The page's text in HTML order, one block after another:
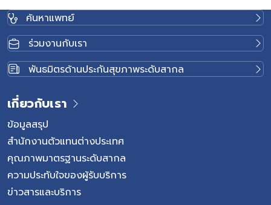
รุนแรง และแนวทางการรักษาจะแตกต่างกันตามชนิดของมะเร็ง
เม็ดเลือดขาว รวมถึงสุขภาพโดยรวมของผู้ป่วยแต่ละราย
มะเร็งเม็ดเลือดขาวมีกี่ประเภท โดยทั่วไป มะเร็งเม็ดเลือดขาว
สามารถแบ่งตามลักษณะการดำเนินโรคได้เป็น 2 กลุ่มหลัก
มะเร็งเม็ดเลือดขาวชนิดเฉียบพลัน (Acute Leukemia) เป็น
ชนิดที่เซลล์มะเร็งเพิ่มจำนวนอย่างรวดเร็ว อาการมักเกิดขึ้น
ภายในระยะเวลาไม่นาน ผู้ป่วยมักมีอาการชัดเจนและจำเป็นต้อง
ได้รับการรักษาอย่างรวดเร็ว มะเร็งเม็ดเลือดขาวชนิดเรื้อรัง
(Chronic Leukemia) เป็นชนิดที่ดำเนินโรคค่อนข้างช้า ผู้ป่วย
บางรายอาจยังไม่มีอาการผิดปกติในระยะแรก และตรวจพบจาก
การตรวจเลือดหรือการตรวจสุขภาพประจำปี อาการของ มะเร็ง
เม็ดเลือดขาว อาการของมะเร็งเม็ดเลือดขาวอาจค่อย ๆ เกิด
ขึ้นหรือเกิดขึ้นอย่างรวดเร็ว ขึ้นอยู่กับชนิดของโรค ภาวะเม็ด
เลือดแดงลดลงทำให้ร่างกายได้รับออกซิเจนไม่เพียงพอ ส่งผล
ค้นหาแพทย์
ร่วมงานกับเรา
พันธมิตรด้านประกันสุขภาพระดับสากล
เกี่ยวกับเรา
ข้อมูลสรุป
สำนักงานตัวแทนต่างประเทศ
คุณภาพมาตรฐานระดับสากล
ความประทับใจของผู้รับบริการ
ข่าวสารและบริการ